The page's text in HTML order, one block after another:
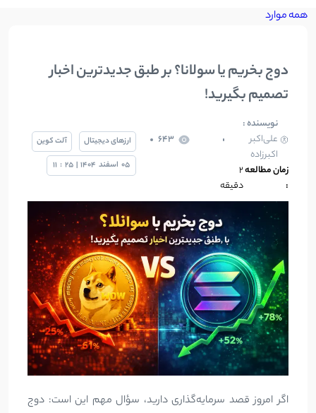
همه موارد
دوج بخریم یا سولانا؟ بر طبق جدیدترین اخبار
تصمیم بگیرید!
نویسنده :
علی‌اکبر
اکبرزاده
643
زمان مطالعه
:
2
دقیقه
ارزهای دیجیتال
آلت کوین
05 اسفند 1404
|
25
:
11
اگر امروز قصد سرمایه‌گذاری دارید، سؤال مهم این است: دوج